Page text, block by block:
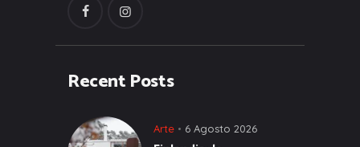
Recent Posts
Arte 6 Agosto 2026